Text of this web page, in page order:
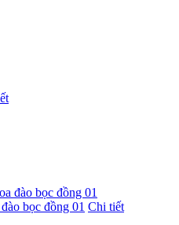
bọc đồng 01 Chi tiết